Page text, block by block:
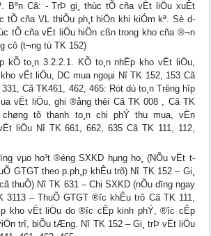
Bªn Cã: - TrÞ gi¸ thùc tÕ cña vËt liÖu xuÊt
tÕ cña VL thiÕu ph¸t hiÖn khi kiÓm kª. Sè d­
tÕ cña vËt liÖu hiÖn cßn trong kho cña ®¬n
cô (t­¬ng tù TK 152)
kÕ to¸n 3.2.2.1. KÕ to¸n nhËp kho vËt liÖu,
vËt liÖu, DC mua ngoµi Nî TK 152, 153 Cã
Cã TK461, 462, 465: Rót dù to¸n Tr­êng hîp
vËt liÖu, ghi ®ång thêi Cã TK 008 , Cã TK
chøng tõ thanh to¸n chi phÝ thu mua, vËn
liÖu Nî TK 661, 662, 635 Cã TK 111, 112,
vµo ho¹t ®éng SXKD hµng ho¸ (NÕu vËt t­
GTGT theo p.ph¸p khÊu trõ) Nî TK 152 – Gi¸
thuÕ) Nî TK 631 – Chi SXKD (nÕu dïng ngay
3113 – ThuÕ GTGT ®­îc khÊu trõ Cã TK 111,
kho vËt liÖu do ®­îc cÊp kinh phÝ, ®­îc cÊp
trî, biÕu tÆng. Nî TK 152 – Gi¸ trÞ vËt liÖu